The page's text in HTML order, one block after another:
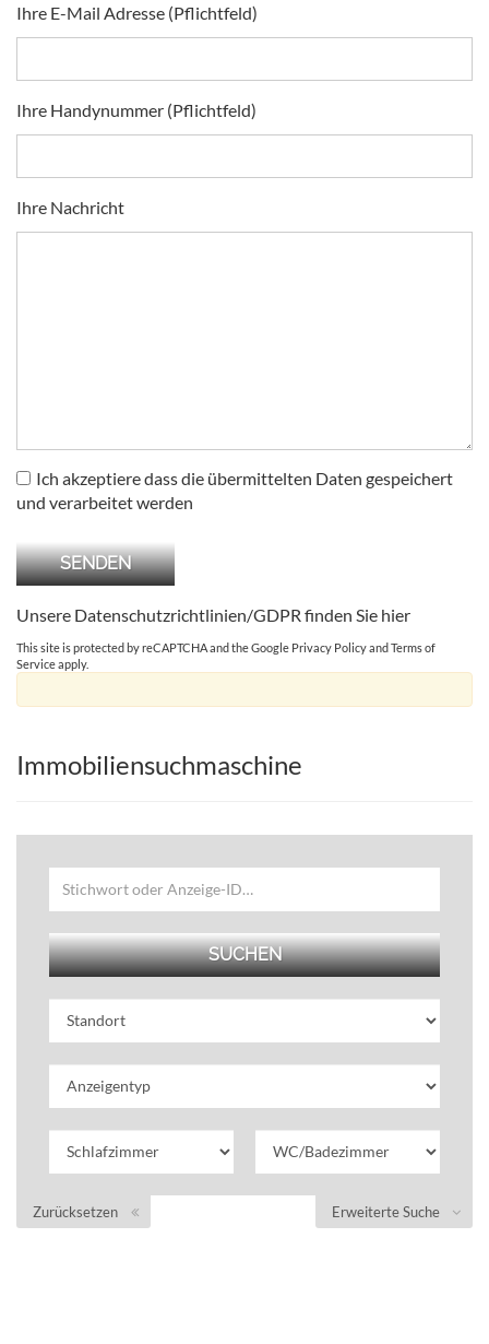
Ihre E-Mail Adresse (Pflichtfeld)
Ihre Handynummer (Pflichtfeld)
Ihre Nachricht
Ich akzeptiere dass die übermittelten Daten gespeichert
und verarbeitet werden
Unsere Datenschutzrichtlinien/GDPR finden Sie hier
This site is protected by reCAPTCHA and the Google Privacy Policy andTerms of
Service apply.
Immobiliensuchmaschine
Erweiterte Suche
Zurücksetzen